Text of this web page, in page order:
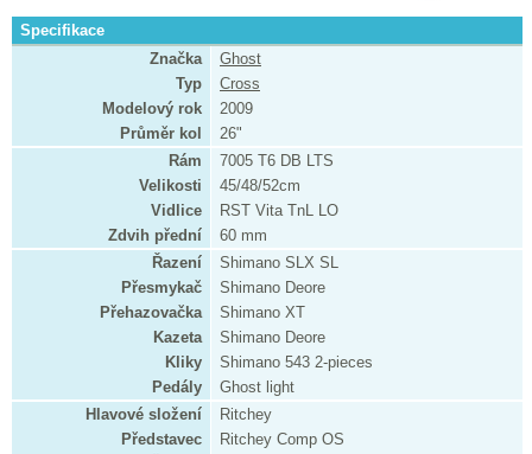
Specifikace
Značka
Ghost
Typ
Cross
Modelový rok
2009
Průměr kol
26"
Rám
7005 T6 DB LTS
Velikosti
45/48/52cm
Vidlice
RST Vita TnL LO
Zdvih přední
60 mm
Řazení
Shimano SLX SL
Přesmykač
Shimano Deore
Přehazovačka
Shimano XT
Kazeta
Shimano Deore
Kliky
Shimano 543 2-pieces
Pedály
Ghost light
Hlavové složení
Ritchey
Představec
Ritchey Comp OS